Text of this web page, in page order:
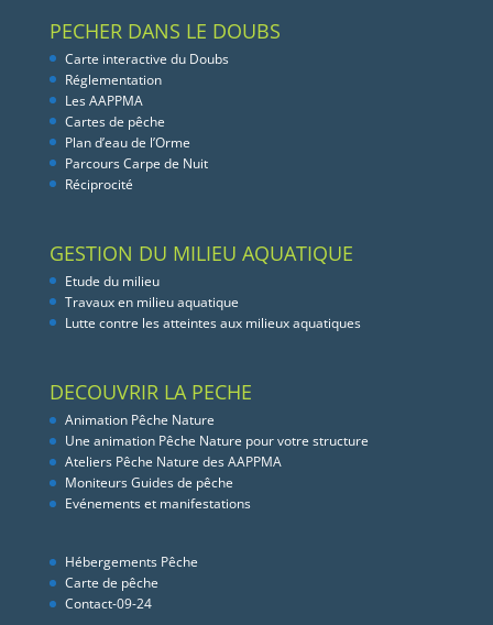
PECHER DANS LE DOUBS
Carte interactive du Doubs
Réglementation
Les AAPPMA
Cartes de pêche
Plan d’eau de l’Orme
Parcours Carpe de Nuit
Réciprocité
GESTION DU MILIEU AQUATIQUE
Etude du milieu
Travaux en milieu aquatique
Lutte contre les atteintes aux milieux aquatiques
DECOUVRIR LA PECHE
Animation Pêche Nature
Une animation Pêche Nature pour votre structure
Ateliers Pêche Nature des AAPPMA
Moniteurs Guides de pêche
Evénements et manifestations
Hébergements Pêche
Carte de pêche
Contact-09-24